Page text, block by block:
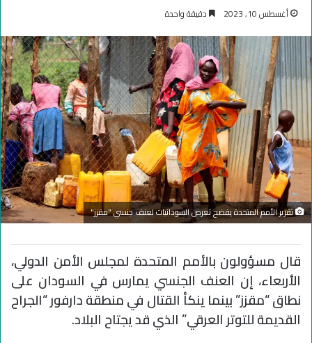
أغسطس 10, 2023 دقيقة واحدة
تقرير الأمم المتحدة يفضح تعرض السودانيات لعنف جنسي "مقزز"
قال مسؤولون بالأمم المتحدة لمجلس الأمن الدولي،
الأربعاء، إن العنف الجنسي يمارس في السودان على
نطاق “مقزز” بينما ينكأ القتال في منطقة دارفور “الجراح
القديمة للتوتر العرقي” الذي قد يجتاح البلاد.